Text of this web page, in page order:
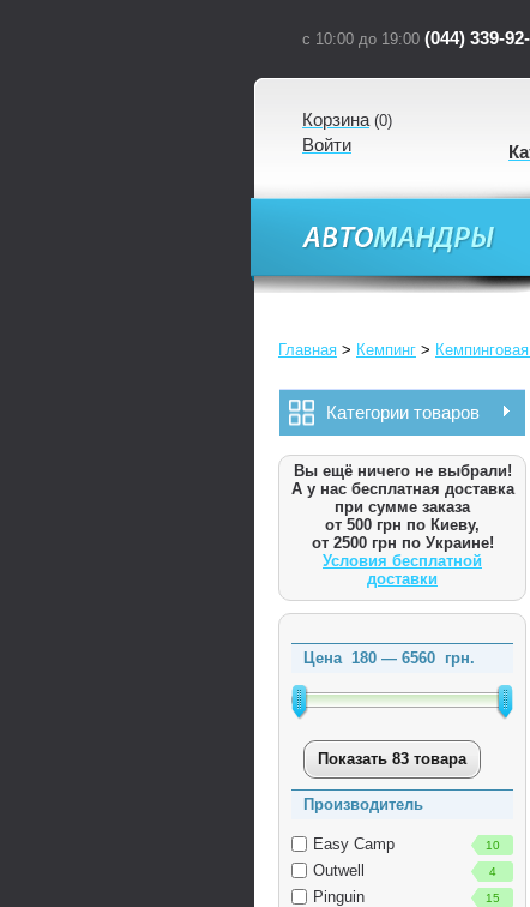
с 10:00 до 19:00 (044) 339-
Корзина(0)
Войти
Главная > Кемпинг >
Категории товаров
Вы ещё ничего не выбрали!
А у нас бесплатная доставка
при сумме заказа
от 500 грн по Киеву,
от 2500 грн по Украине!
Условия бесплатной
доставки
Цена 180 — 6560 грн.
Показать 83 товара
Производитель
Easy Camp 10
Outwell 4
Pinguin 15